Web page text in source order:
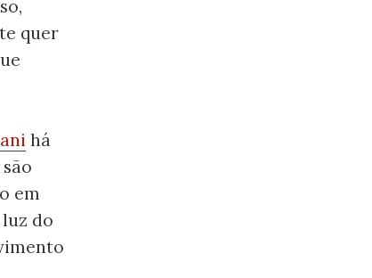
quer
há
em
luz do